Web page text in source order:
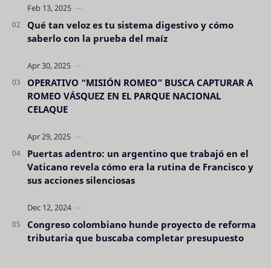
Qué tan veloz es tu sistema digestivo y cómo
saberlo con la prueba del maíz
OPERATIVO “MISIÓN ROMEO” BUSCA CAPTURAR A
ROMEO VÁSQUEZ EN EL PARQUE NACIONAL
CELAQUE
Puertas adentro: un argentino que trabajó en el
Vaticano revela cómo era la rutina de Francisco y
sus acciones silenciosas
Congreso colombiano hunde proyecto de reforma
tributaria que buscaba completar presupuesto